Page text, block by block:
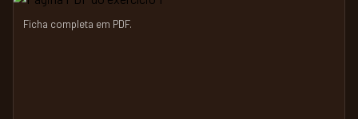
Ficha completa em PDF.